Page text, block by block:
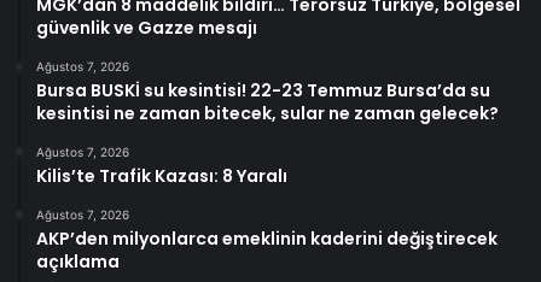
MGK’dan 8 maddelik bildiri… Terörsüz Türkiye, bölgesel
güvenlik ve Gazze mesajı
Ağustos 7, 2026
Bursa BUSKİ su kesintisi! 22-23 Temmuz Bursa’da su
kesintisi ne zaman bitecek, sular ne zaman gelecek?
Ağustos 7, 2026
Kilis’te Trafik Kazası: 8 Yaralı
Ağustos 7, 2026
AKP’den milyonlarca emeklinin kaderini değiştirecek
açıklama